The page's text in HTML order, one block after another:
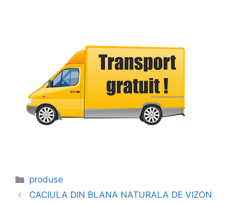
Categories
produse
CACIULA DIN BLANA NATURALA DE VIZON